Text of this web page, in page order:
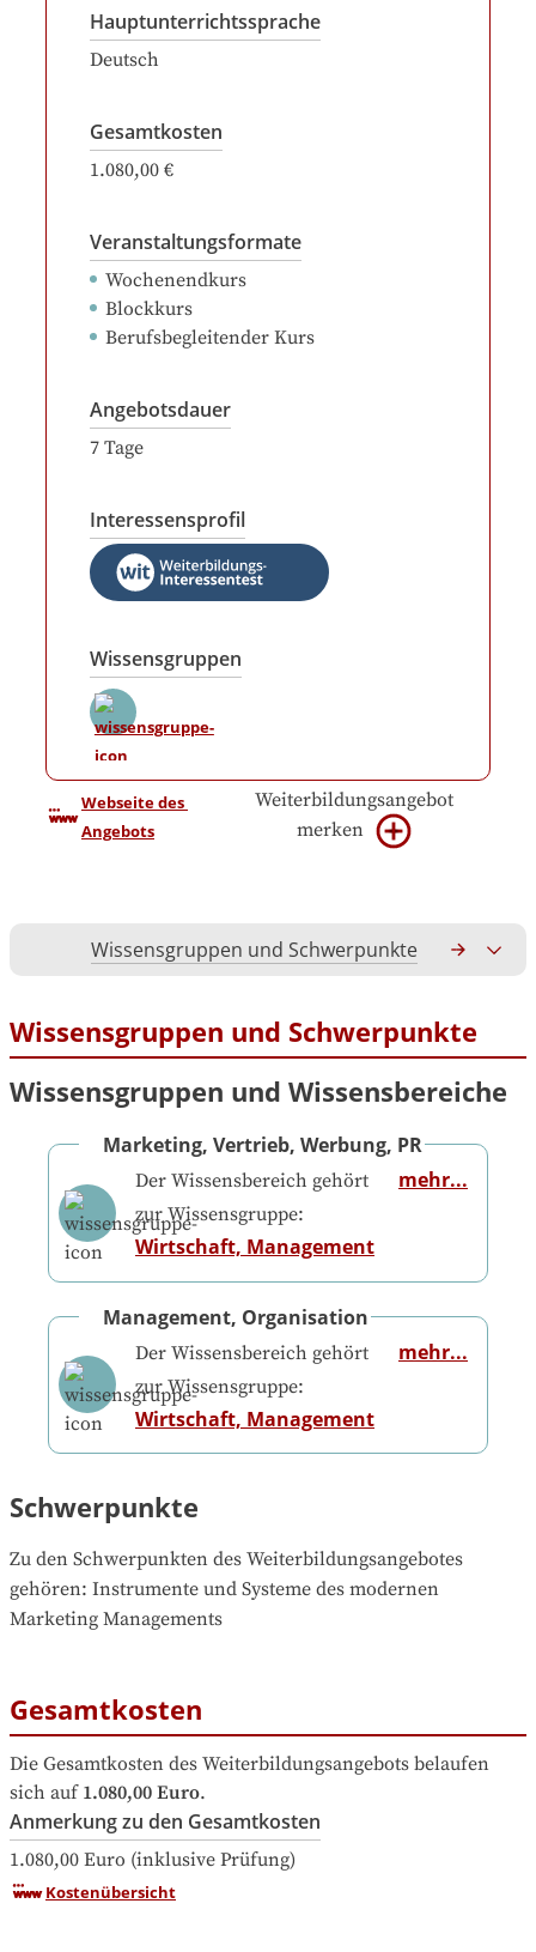
Hauptunterrichtssprache
Deutsch
Gesamtkosten
1.080,00 €
Veranstaltungsformate
Wochenendkurs
Blockkurs
Berufsbegleitender Kurs
Angebotsdauer
7 Tage
Interessensprofil
Wissensgruppen
Webseite des
Angebots
Weiterbildungsangebot
merken
Wissensgruppen und Schwerpunkte
Wissensgruppen und Schwerpunkte
Wissensgruppen und Wissensbereiche
Marketing, Vertrieb, Werbung, PR
Der Wissensbereich gehört
zur Wissensgruppe:
Wirtschaft, Management
mehr...
Management, Organisation
Der Wissensbereich gehört
zur Wissensgruppe:
Wirtschaft, Management
mehr...
Schwerpunkte
Zu den Schwerpunkten des Weiterbildungsangebotes
gehören: Instrumente und Systeme des modernen
Marketing Managements
Gesamtkosten
Die Gesamtkosten des Weiterbildungsangebots belaufen
sich auf 1.080,00 Euro.
Anmerkung zu den Gesamtkosten
1.080,00 Euro (inklusive Prüfung)
Kostenübersicht